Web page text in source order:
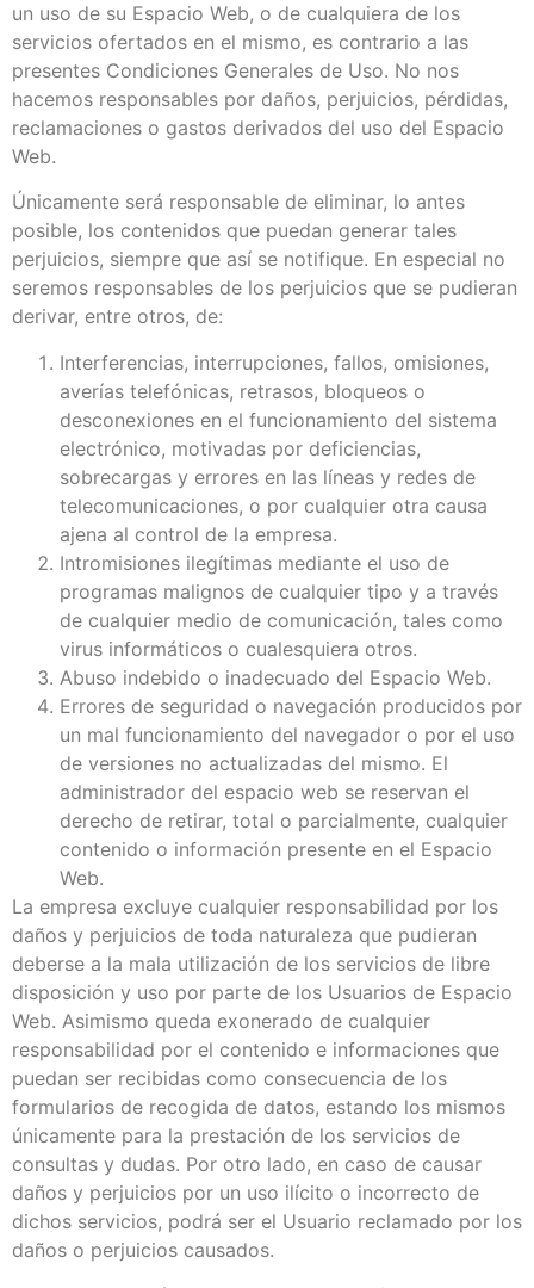
un uso de su Espacio Web, o de cualquiera de los
servicios ofertados en el mismo, es contrario a las
presentes Condiciones Generales de Uso. No nos
hacemos responsables por daños, perjuicios, pérdidas,
reclamaciones o gastos derivados del uso del Espacio
Web.
Únicamente será responsable de eliminar, lo antes
posible, los contenidos que puedan generar tales
perjuicios, siempre que así se notifique. En especial no
seremos responsables de los perjuicios que se pudieran
derivar, entre otros, de:
Interferencias, interrupciones, fallos, omisiones,
averías telefónicas, retrasos, bloqueos o
desconexiones en el funcionamiento del sistema
electrónico, motivadas por deficiencias,
sobrecargas y errores en las líneas y redes de
telecomunicaciones, o por cualquier otra causa
ajena al control de la empresa.
Intromisiones ilegítimas mediante el uso de
programas malignos de cualquier tipo y a través
de cualquier medio de comunicación, tales como
virus informáticos o cualesquiera otros.
Abuso indebido o inadecuado del Espacio Web.
Errores de seguridad o navegación producidos por
un mal funcionamiento del navegador o por el uso
de versiones no actualizadas del mismo. El
administrador del espacio web se reservan el
derecho de retirar, total o parcialmente, cualquier
contenido o información presente en el Espacio
Web.
La empresa excluye cualquier responsabilidad por los
daños y perjuicios de toda naturaleza que pudieran
deberse a la mala utilización de los servicios de libre
disposición y uso por parte de los Usuarios de Espacio
Web. Asimismo queda exonerado de cualquier
responsabilidad por el contenido e informaciones que
puedan ser recibidas como consecuencia de los
formularios de recogida de datos, estando los mismos
únicamente para la prestación de los servicios de
consultas y dudas. Por otro lado, en caso de causar
daños y perjuicios por un uso ilícito o incorrecto de
dichos servicios, podrá ser el Usuario reclamado por los
daños o perjuicios causados.